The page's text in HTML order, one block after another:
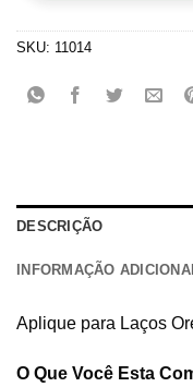
SKU: 11014
DESCRIÇÃO
INFORMAÇÃO
Aplique para Laços
O Que Você Esta